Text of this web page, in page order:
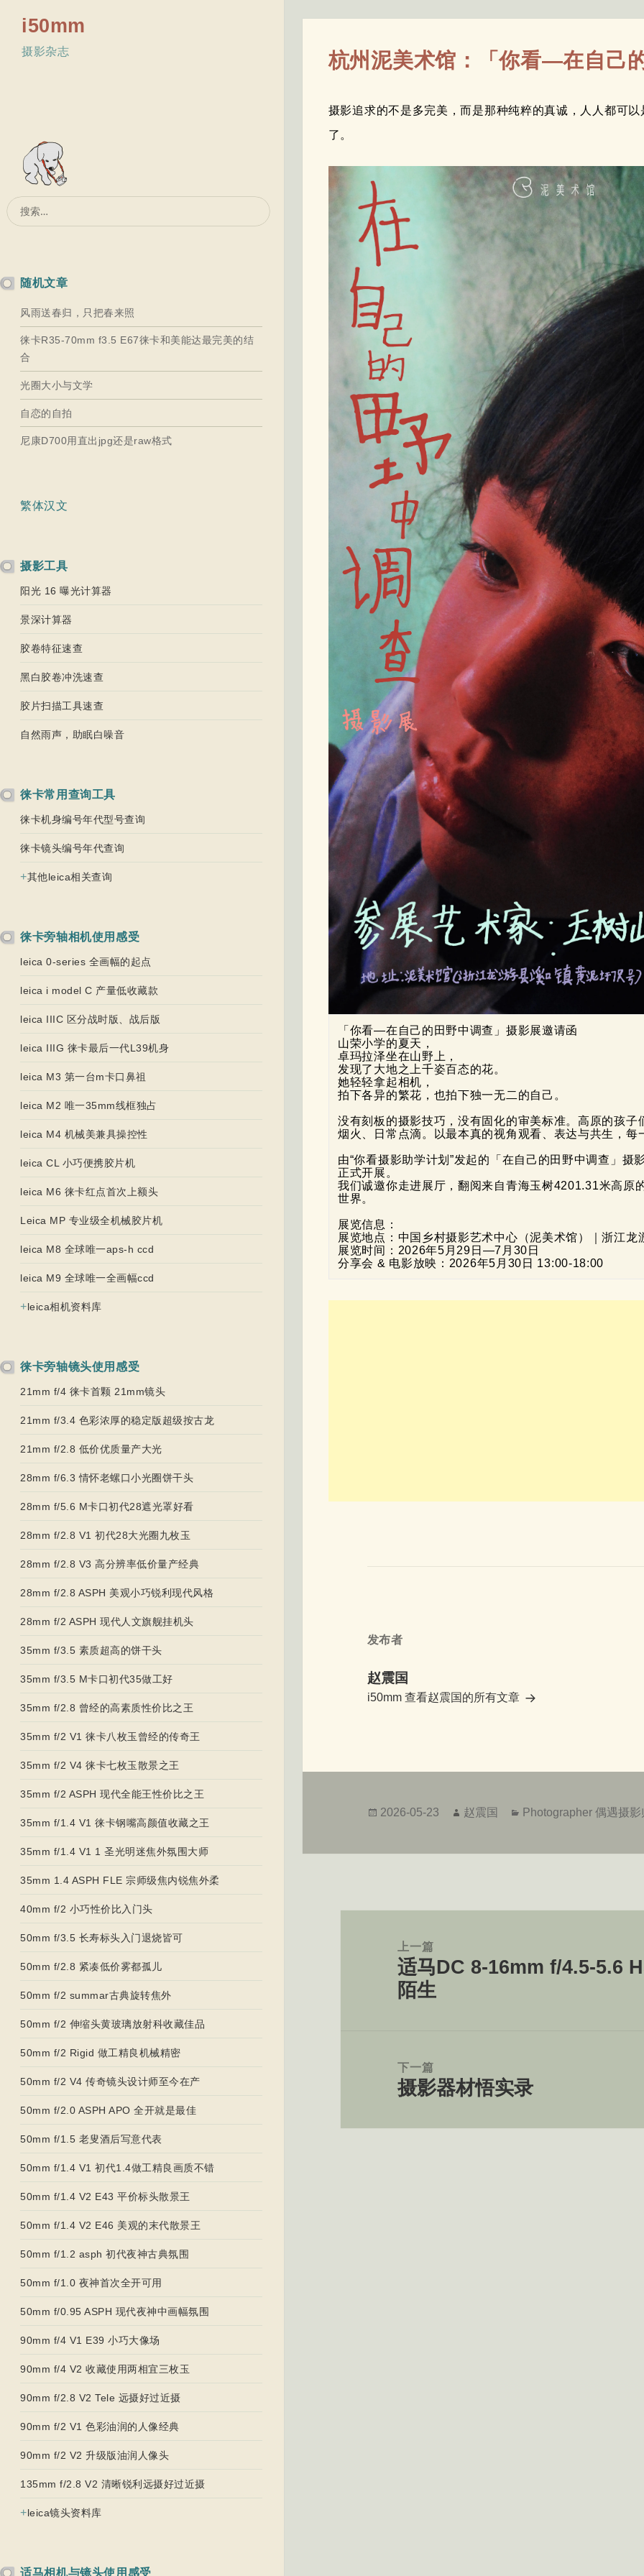
i50mm
摄影杂志
搜
索：
随机文章
风雨送春归，只把春来照
徕卡R35-70mm f3.5 E67徕卡和美能达最完美的结
合
光圈大小与文学
自恋的自拍
尼康D700用直出jpg还是raw格式
繁体汉文
摄影工具
阳光 16 曝光计算器
景深计算器
胶卷特征速查
黑白胶卷冲洗速查
胶片扫描工具速查
自然雨声，助眠白噪音
徕卡常用查询工具
徕卡机身编号年代型号查询
徕卡镜头编号年代查询
+其他leica相关查询
徕卡旁轴相机使用感受
leica 0-series 全画幅的起点
leica i model C 产量低收藏款
leica IIIC 区分战时版、战后版
leica IIIG 徕卡最后一代L39机身
leica M3 第一台m卡口鼻祖
leica M2 唯一35mm线框独占
leica M4 机械美兼具操控性
leica CL 小巧便携胶片机
leica M6 徕卡红点首次上额头
Leica MP 专业级全机械胶片机
leica M8 全球唯一aps-h ccd
leica M9 全球唯一全画幅ccd
+leica相机资料库
徕卡旁轴镜头使用感受
21mm f/4 徕卡首颗 21mm镜头
21mm f/3.4 色彩浓厚的稳定版超级按古龙
21mm f/2.8 低价优质量产大光
28mm f/6.3 情怀老螺口小光圈饼干头
28mm f/5.6 M卡口初代28遮光罩好看
28mm f/2.8 V1 初代28大光圈九枚玉
28mm f/2.8 V3 高分辨率低价量产经典
28mm f/2.8 ASPH 美观小巧锐利现代风格
28mm f/2 ASPH 现代人文旗舰挂机头
35mm f/3.5 素质超高的饼干头
35mm f/3.5 M卡口初代35做工好
35mm f/2.8 曾经的高素质性价比之王
35mm f/2 V1 徕卡八枚玉曾经的传奇王
35mm f/2 V4 徕卡七枚玉散景之王
35mm f/2 ASPH 现代全能王性价比之王
35mm f/1.4 V1 徕卡钢嘴高颜值收藏之王
35mm f/1.4 V1 1 圣光明迷焦外氛围大师
35mm 1.4 ASPH FLE 宗师级焦内锐焦外柔
40mm f/2 小巧性价比入门头
50mm f/3.5 长寿标头入门退烧皆可
50mm f/2.8 紧凑低价雾都孤儿
50mm f/2 summar古典旋转焦外
50mm f/2 伸缩头黄玻璃放射科收藏佳品
50mm f/2 Rigid 做工精良机械精密
50mm f/2 V4 传奇镜头设计师至今在产
50mm f/2.0 ASPH APO 全开就是最佳
50mm f/1.5 老叟酒后写意代表
50mm f/1.4 V1 初代1.4做工精良画质不错
50mm f/1.4 V2 E43 平价标头散景王
50mm f/1.4 V2 E46 美观的末代散景王
50mm f/1.2 asph 初代夜神古典氛围
50mm f/1.0 夜神首次全开可用
50mm f/0.95 ASPH 现代夜神中画幅氛围
90mm f/4 V1 E39 小巧大像场
90mm f/4 V2 收藏使用两相宜三枚玉
90mm f/2.8 V2 Tele 远摄好过近摄
90mm f/2 V1 色彩油润的人像经典
90mm f/2 V2 升级版油润人像头
135mm f/2.8 V2 清晰锐利远摄好过近摄
+leica镜头资料库
适马相机与镜头使用感受
杭州泥美术馆：「你看—在自己
摄影追求的不是多完美，而是那种纯粹的真诚，人人都可
了。
「你看—在自己的田野中调查」摄影展邀请函
山荣小学的夏天，
卓玛拉泽坐在山野上，
发现了大地之上千姿百态的花。
她轻轻拿起相机，
拍下各异的繁花，也拍下独一无二的自己。
没有刻板的摄影技巧，没有固化的审美标准。高原的孩
烟火、日常点滴。以最本真的视角观看、表达与共生，
由“你看摄影助学计划”发起的「在自己的田野中调查」
正式开展。
我们诚邀你走进展厅，翻阅来自青海玉树4201.31米高原
世界。
展览信息：
展览地点：中国乡村摄影艺术中心（泥美术馆）｜浙江龙
展览时间：2026年5月29日—7月30日
分享会 & 电影放映：2026年5月30日 13:00-18:00
发布者
赵震国
i50mm 查看赵震国的所有文章
发
2026-05-23
作
赵震国
分
Photographer 偶遇摄影
上一篇
上
篇
适马DC 8-16mm f/4.5-5.6
陌生
下一篇
下
文
摄影器材悟实录